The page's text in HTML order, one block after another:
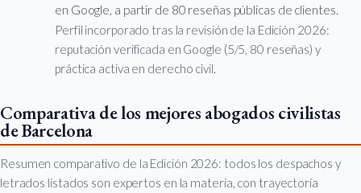
en Google, a partir de 80 reseñas públicas de clientes.
Perfil incorporado tras la revisión de la Edición 2026:
reputación verificada en Google (5/5, 80 reseñas) y
práctica activa en derecho civil.
Comparativa de los mejores abogados civilistas
de Barcelona
Resumen comparativo de la Edición 2026: todos los despachos y
letrados listados son expertos en la materia, con trayectoria